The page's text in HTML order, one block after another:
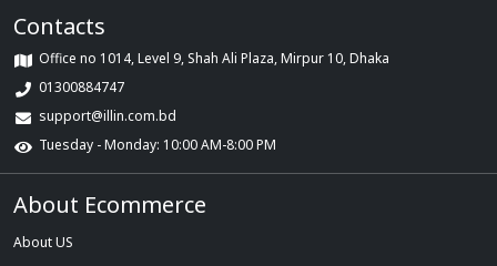
Contacts
Office no 1014, Level 9, Shah Ali Plaza, Mirpur 10, Dhaka
01300884747
support@illin.com.bd
Tuesday - Monday: 10:00 AM-8:00 PM
About Ecommerce
About US